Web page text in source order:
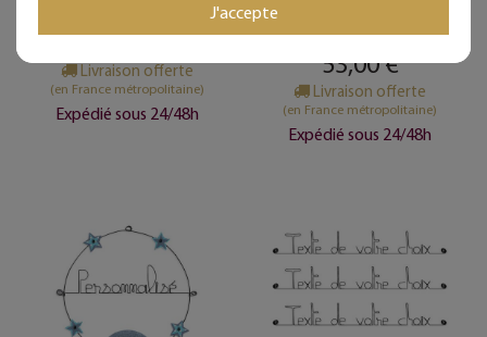
59,00 €
Livraison offerte
(en France métropolitaine)
Expédié sous 24/48h
53,00 €
Livraison offerte
(en France métropolitaine)
Expédié sous 24/48h
J'accepte